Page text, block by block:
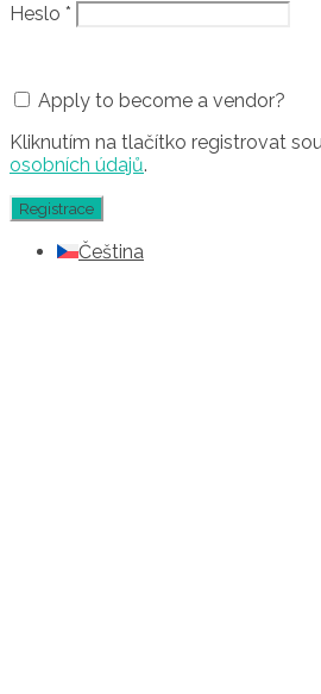
Heslo *
Apply to become a vendor?
Kliknutím na tlačítko registrovat
osobních údajů.
Čeština